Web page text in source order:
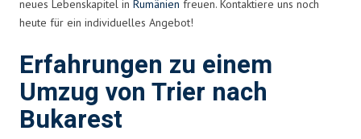
neues Lebenskapitel in Rumänien freuen. Kontaktiere uns noch
heute für ein individuelles Angebot!
Erfahrungen zu einem
Umzug von Trier nach
Bukarest